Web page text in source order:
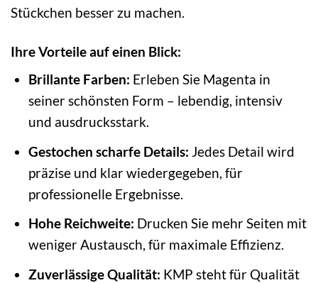
Stückchen besser zu machen.
Ihre Vorteile auf einen Blick:
Brillante Farben: Erleben Sie Magenta in
seiner schönsten Form – lebendig, intensiv
und ausdrucksstark.
Gestochen scharfe Details: Jedes Detail wird
präzise und klar wiedergegeben, für
professionelle Ergebnisse.
Hohe Reichweite: Drucken Sie mehr Seiten mit
weniger Austausch, für maximale Effizienz.
Zuverlässige Qualität: KMP steht für Qualität